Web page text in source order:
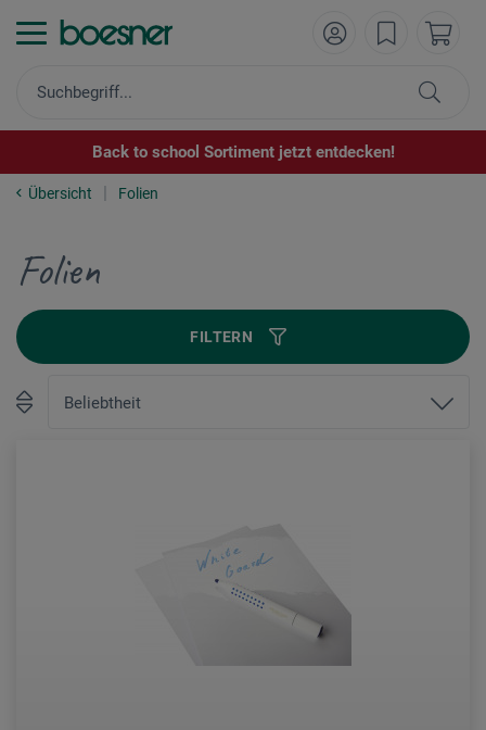
Back to school Sortiment jetzt entdecken!
Übersicht Folien
Folien
FILTERN